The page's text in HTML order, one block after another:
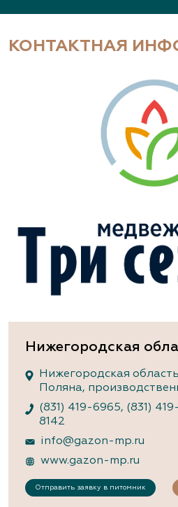
КОНТАКТНАЯ
Нижегородская
Нижегородская
Поляна,
(831) 419-6965, (831)
8142
info@gazon-mp.ru
www.gazon-mp.ru
Отправить заявку в питомник